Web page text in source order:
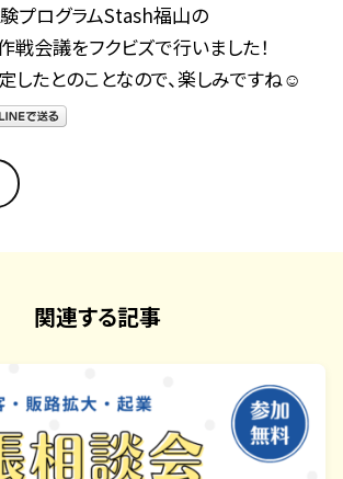
プログラムStash福山の
戦会議をフクビズで行いました！
したとのことなので、楽しみですね☺
関連する記事